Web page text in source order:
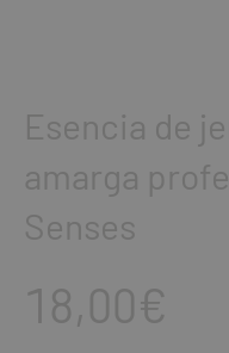
Esencia de
amarga
Senses
18,00€